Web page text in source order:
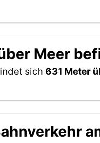
Meer
sich 631 Meter